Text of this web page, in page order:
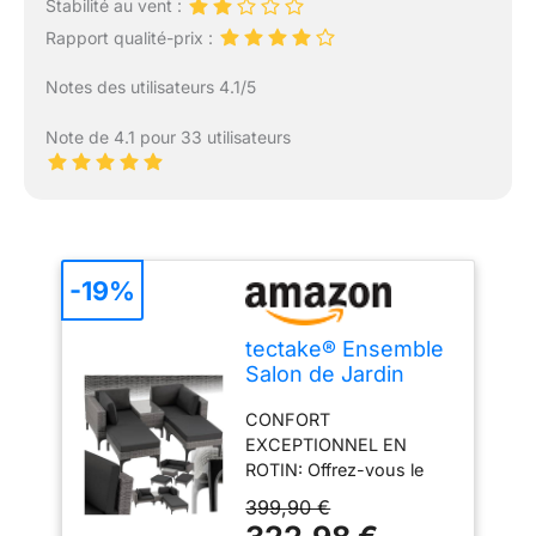
Stabilité au vent :
Rapport qualité-prix :
Notes des utilisateurs 4.1/5
Note de 4.1 pour 33 utilisateurs
tectake® Ensemble
Salon de Jardin
Modulable, Poly
Rotin et Aluminium,
Bain de Soleil 4
Places 1 Canapé 2
Tabouret Pouf, 1
CONFORT
EXCEPTIONNEL EN
ROTIN: Offrez-vous le
avec notre salon de
399,90 €
-19%